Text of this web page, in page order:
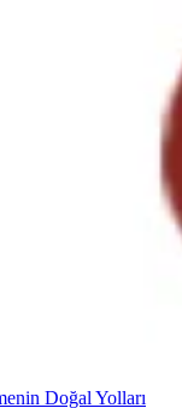
Doğal Yolları